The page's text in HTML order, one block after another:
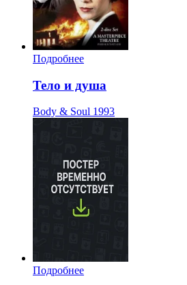
Подробнее
Тело и душа
Body & Soul 1993
Подробнее